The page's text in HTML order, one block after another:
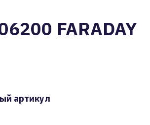
FARADAY
артикул